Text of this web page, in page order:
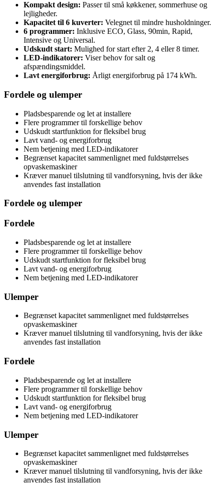
Kompakt design: Passer til små køkkener, sommerhuse og
lejligheder.
Kapacitet til 6 kuverter: Velegnet til mindre husholdninger.
6 programmer: Inklusive ECO, Glass, 90min, Rapid,
Intensive og Universal.
Udskudt start: Mulighed for start efter 2, 4 eller 8 timer.
LED-indikatorer: Viser behov for salt og
afspændingsmiddel.
Lavt energiforbrug: Årligt energiforbrug på 174 kWh.
Fordele og ulemper
Pladsbesparende og let at installere
Flere programmer til forskellige behov
Udskudt startfunktion for fleksibel brug
Lavt vand- og energiforbrug
Nem betjening med LED-indikatorer
Begrænset kapacitet sammenlignet med fuldstørrelses
opvaskemaskiner
Kræver manuel tilslutning til vandforsyning, hvis der ikke
anvendes fast installation
Fordele og ulemper
Fordele
Pladsbesparende og let at installere
Flere programmer til forskellige behov
Udskudt startfunktion for fleksibel brug
Lavt vand- og energiforbrug
Nem betjening med LED-indikatorer
Ulemper
Begrænset kapacitet sammenlignet med fuldstørrelses
opvaskemaskiner
Kræver manuel tilslutning til vandforsyning, hvis der ikke
anvendes fast installation
Fordele
Pladsbesparende og let at installere
Flere programmer til forskellige behov
Udskudt startfunktion for fleksibel brug
Lavt vand- og energiforbrug
Nem betjening med LED-indikatorer
Ulemper
Begrænset kapacitet sammenlignet med fuldstørrelses
opvaskemaskiner
Kræver manuel tilslutning til vandforsyning, hvis der ikke
anvendes fast installation